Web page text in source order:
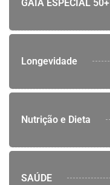
GAIA ESPECIAL 50+
Longevidade
Nutrição e Dieta
SAÚDE